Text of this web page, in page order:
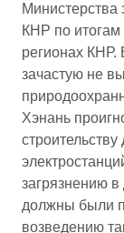
КНР по
регионах КНР.
зачастую не
Хэнань
загрязнению
должны были
возведению